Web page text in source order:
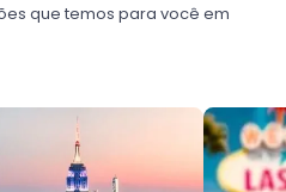
que temos para você em